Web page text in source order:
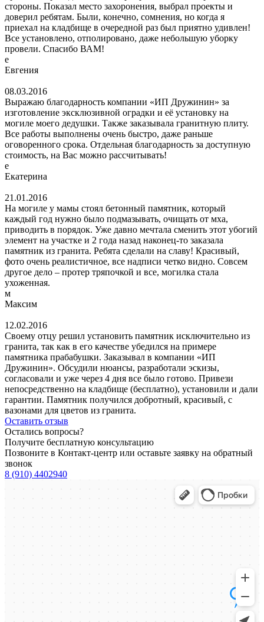
стороны. Показал место захоронения, выбрал проекты и
доверил ребятам. Были, конечно, сомнения, но когда я
приехал на кладбище в очередной раз был приятно удивлен!
Все установлено, отполировано, даже небольшую уборку
провели. Спасибо ВАМ!
е
Евгения
08.03.2016
Выражаю благодарность компании «ИП Дружинин» за
изготовление эксклюзивной оградки и её установку на
могиле моего дедушки. Также заказывала гранитную плиту.
Все работы выполнены очень быстро, даже раньше
оговоренного срока. Отдельная благодарность за доступную
стоимость, на Вас можно рассчитывать!
е
Екатерина
21.01.2016
На могиле у мамы стоял бетонный памятник, который
каждый год нужно было подмазывать, очищать от мха,
приводить в порядок. Уже давно мечтала сменить этот убогий
элемент на участке и 2 года назад наконец-то заказала
памятник из гранита. Ребята сделали на славу! Красивый,
фото очень реалистичное, все надписи четко видно. Совсем
другое дело – протер тряпочкой и все, могилка стала
ухоженная.
м
Максим
12.02.2016
Своему отцу решил установить памятник исключительно из
гранита, так как в его качестве убедился на примере
памятника прабабушки. Заказывал в компании «ИП
Дружинин». Обсудили нюансы, разработали эскизы,
согласовали и уже через 4 дня все было готово. Привези
непосредственно на кладбище (бесплатно), установили и дали
гарантии. Памятник получился добротный, красивый, с
вазонами для цветов из гранита.
Оставить отзыв
Остались вопросы?
Получите бесплатную консультацию
Позвоните в Контакт-центр или оставьте заявку на обратный
звонок
8 (910) 4402940